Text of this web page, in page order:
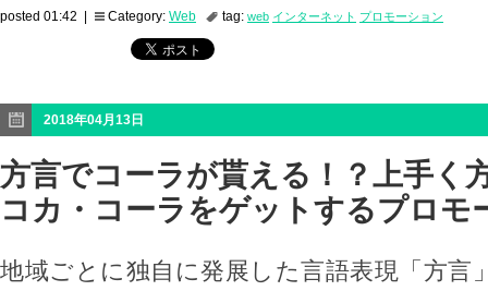
posted 01:42 | Category: Web tag: web インターネット プロモーション
2018年04月13日
方言でコーラが貰える！？上手く
コカ・コーラをゲットするプロモ
地域ごとに独自に発展した言語表現「方言